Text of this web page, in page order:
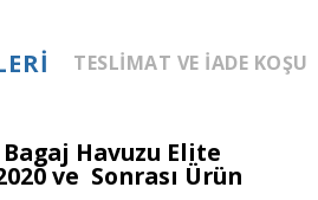
TESLIMAT VE İADE
Havuzu Elite
ve Sonrası Ürün